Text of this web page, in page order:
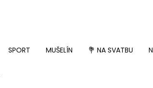
SPORT MUŠELÍN 💐 NA SVATBU